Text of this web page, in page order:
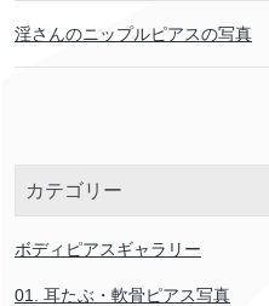
淫さんのニップルピアスの写真
カテゴリー
ボディピアスギャラリー
01. 耳たぶ・軟骨ピアス写真